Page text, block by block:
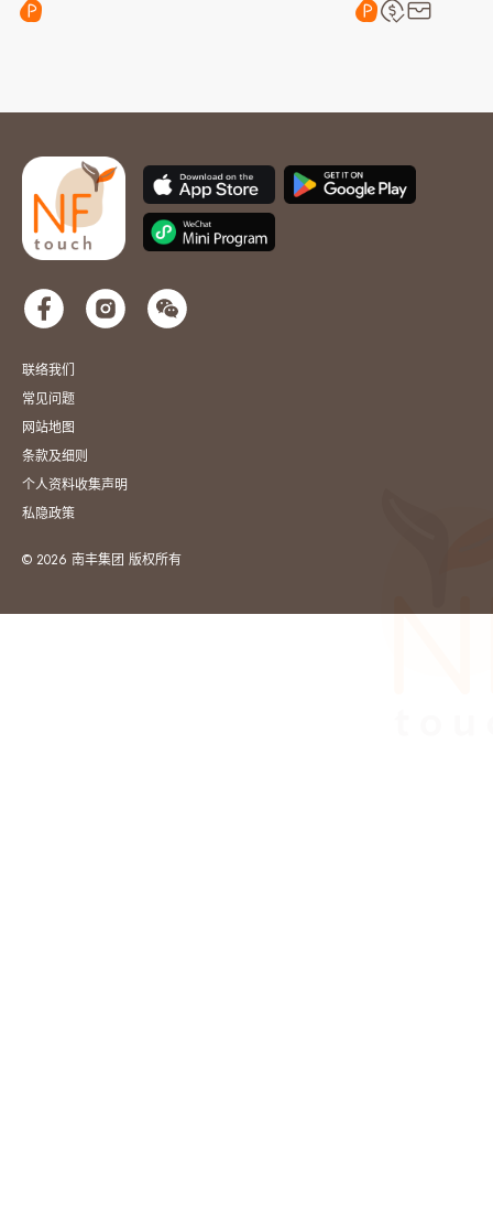
联络我们
常见问题
网站地图
条款及细则
个人资料收集声明
私隐政策
© 2026 南丰集团 版权所有